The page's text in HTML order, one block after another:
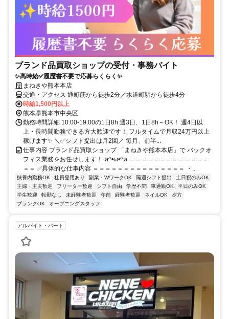
ブランド品買取ショップの受付・事務バイト
✨高時給✅履歴書不要で応募らくらく✨
まねきや熊本本店
交通・アクセス 通町筋から徒歩2分／水道町駅から徒歩4分
時給1,500円以上
熊本県熊本市中央区
勤務時間詳細 10:00-19:00の1日8h 週3日、1日8h～OK！ 週4日以
上・長時間勤務できる方大歓迎です！ フルタイムで月収24万円以上
稼げます✨ ＼✅シフト提出は月2回／ 毎月、前半...
仕事内容 ブランド品買取ショップ 「まねきや熊本本店」で バックオ
フィス業務をお任せします！ ฅ^•ω•^ฅ ＝＝＝＝＝＝＝＝＝＝＝＝＝
＝＝ ✅具体的な仕事内容 ＝＝＝＝＝＝＝＝＝＝＝＝＝＝＝ ・...
扶養内勤務OK 社員登用あり 副業・WワークOK 隔週シフト提出
土日祝のみOK
主婦・主夫歓迎
フリーター歓迎 シフト自由 学歴不問 車通勤OK
平日のみOK
学生歓迎
転勤なし 未経験者歓迎 午前 経験者歓迎 ネイルOK
夕方
ブランクOK
オープニングスタッフ
アルバイト・パート